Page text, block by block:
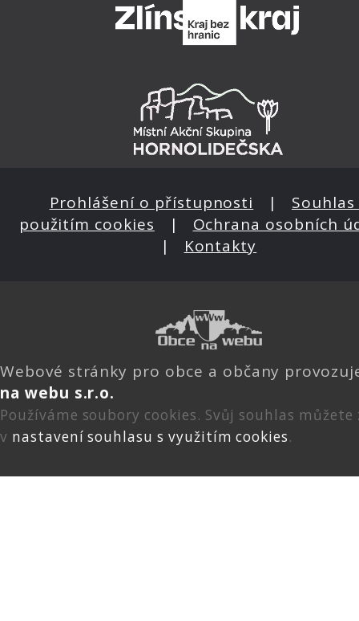
Prohlášení o přístupnosti | Souhlas
použitím cookies | Ochrana osobních
| Kontakty
Webové stránky pro obce a občany
na webu s.r.o.
Používáme soubory cookies. Svůj souhlas
v nastavení souhlasu s využitím cookies.